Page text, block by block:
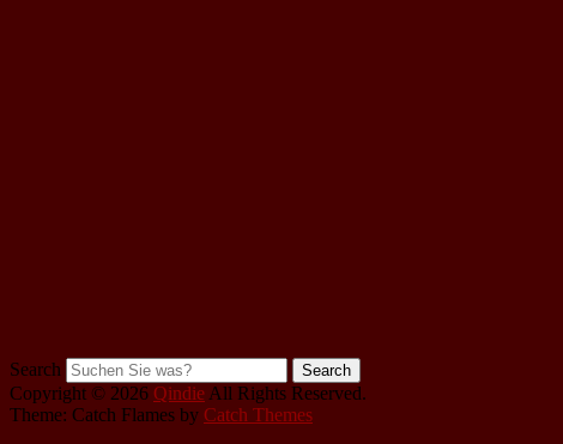
Search
Copyright © 2026 Qindie All Rights Reserved.
Theme: Catch Flames by Catch Themes